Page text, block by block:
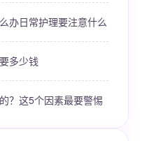
办日常护理要注意什么
多少钱
？这5个因素最要警惕